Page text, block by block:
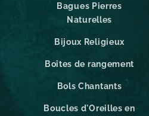
Bagues Pierres
Naturelles
Bijoux Religieux
Boîtes de rangement
Bols Chantants
Boucles d'Oreilles en